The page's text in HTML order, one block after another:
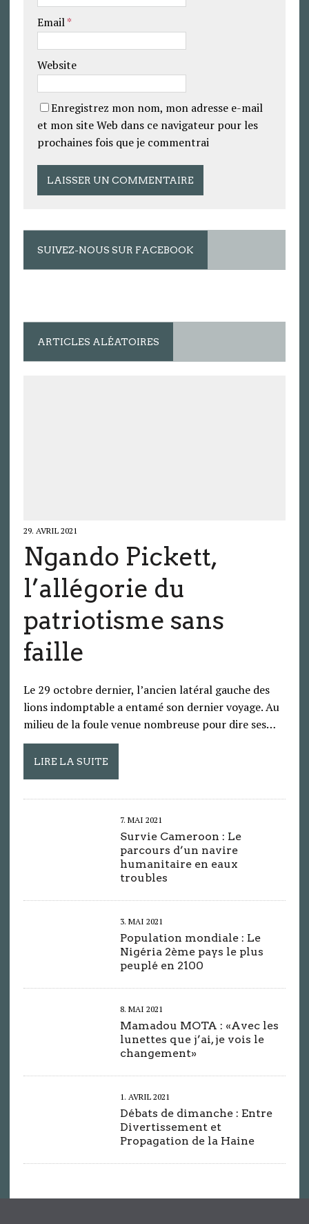
Email*
Website
Enregistrez mon nom, mon adresse e-mail
et mon site Web dans ce navigateur pour les
prochaines fois que je commentrai
SUIVEZ-NOUS SUR FACEBOOK
ARTICLES ALÉATOIRES
29. AVRIL 2021
Ngando Pickett,
l’allégorie du
patriotisme sans
faille
Le 29 octobre dernier, l’ancien latéral gauche des
lions indomptable a entamé son dernier voyage. Au
milieu de la foule venue nombreuse pour dire ses…
LIRE LA SUITE
7. MAI 2021
Survie Cameroon : Le
parcours d’un navire
humanitaire en eaux
troubles
3. MAI 2021
Population mondiale : Le
Nigéria 2ème pays le plus
peuplé en 2100
8. MAI 2021
Mamadou MOTA : «Avec les
lunettes que j’ai, je vois le
changement»
1. AVRIL 2021
Débats de dimanche : Entre
Divertissement et
Propagation de la Haine